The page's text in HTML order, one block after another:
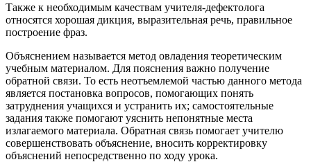
Также к необходимым качествам учителя-дефектолога
относятся хорошая дикция, выразительная речь, правильное
построение фраз.
Объяснением называется метод овладения теоретическим
учебным материалом. Для пояснения важно получение
обратной связи. То есть неотъемлемой частью данного метода
является постановка вопросов, помогающих понять
затруднения учащихся и устранить их; самостоятельные
задания также помогают уяснить непонятные места
излагаемого материала. Обратная связь помогает учителю
совершенствовать объяснение, вносить корректировку
объяснений непосредственно по ходу урока.